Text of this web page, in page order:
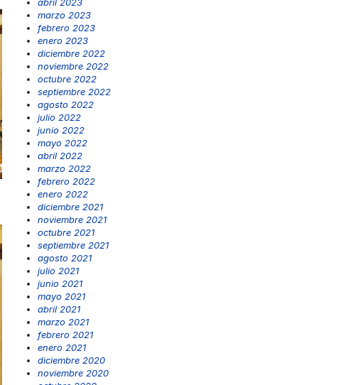
marzo 2023
febrero 2023
enero 2023
diciembre 2022
noviembre 2022
octubre 2022
septiembre 2022
agosto 2022
julio 2022
junio 2022
mayo 2022
abril 2022
marzo 2022
febrero 2022
enero 2022
diciembre 2021
noviembre 2021
octubre 2021
septiembre 2021
agosto 2021
julio 2021
junio 2021
mayo 2021
abril 2021
marzo 2021
febrero 2021
enero 2021
diciembre 2020
noviembre 2020